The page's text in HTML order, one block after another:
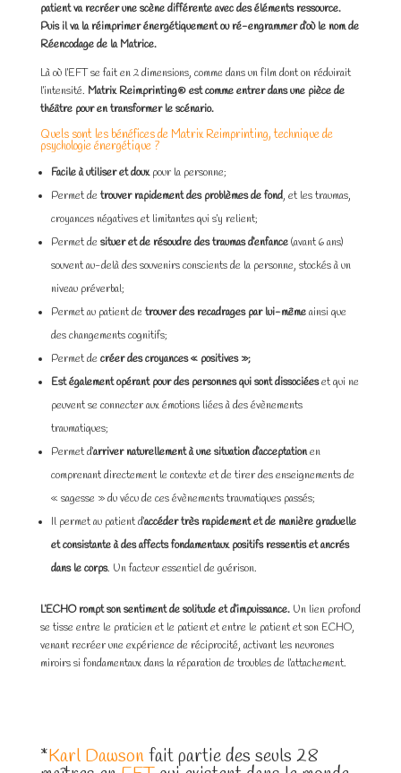
patient va recréer une scène différente avec des éléments ressource.
Puis il va la réimprimer énergétiquement ou ré-engrammer d’où le nom de
Réencodage de la Matrice.
Là où l’EFT se fait en 2 dimensions, comme dans un film dont on réduirait
l’intensité. Matrix Reimprinting® est comme entrer dans une pièce de
théâtre pour en transformer le scénario.
Quels sont les bénéfices de Matrix Reimprinting, technique de
psychologie énergétique ?
Facile à utiliser et douxpour la personne;
Permet detrouver rapidement des problèmes de fond, et les traumas,
croyances négatives et limitantes qui s’y relient;
Permet desituer et de résoudre des traumas d’enfance(avant 6 ans)
souvent au-delà des souvenirs conscients de la personne, stockés à un
niveau préverbal;
Permet au patient detrouver des recadrages par lui-mêmeainsi que
des changements cognitifs;
Permet decréer des croyances « positives »;
Est également opérant pour des personnes qui sont dissociéeset qui ne
peuvent se connecter aux émotions liées à des évènements
traumatiques;
Permet d’arriver naturellement à une situation d’acceptationen
comprenant directement le contexte et de tirer des enseignements de
« sagesse » du vécu de ces évènements traumatiques passés;
Il permet au patient d’accéder très rapidement et de manière graduelle
et consistante à des affects fondamentaux positifs ressentis et ancrés
dans le corps. Un facteur essentiel de guérison.
L’ECHO rompt son sentiment de solitude et d’impuissance.Un lien profond
se tisse entre le praticien et le patient et entre le patient et son ECHO,
venant recréer une expérience de réciprocité, activant les neurones
miroirs si fondamentaux dans la réparation de troubles de l’attachement.
*Karl Dawsonfait partie des seuls 28